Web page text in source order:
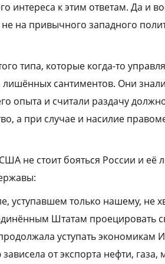
интереса к этим ответам. Да и
на привычного западного
типа, которые когда-то
сантиментов. Они
опыта и считали раздачу
а при случае и насилие
не стоит бояться России и её
уступавшем только нашему, не
Штатам проецировать
уступать экономикам
от экспорта нефти,